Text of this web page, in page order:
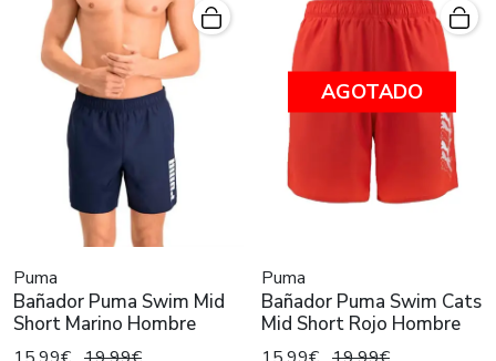
Puma
Bañador Puma Swim Mid
Short Marino Hombre
AGOTADO
Puma
Bañador Puma Swim Cats
Mid Short Rojo Hombre